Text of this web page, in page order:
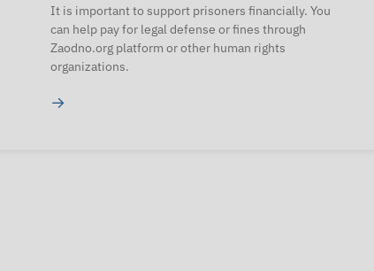
It is important to support prisoners financially. You
can help pay for legal defense or fines through
Zaodno.org platform or other human rights
organizations.
→